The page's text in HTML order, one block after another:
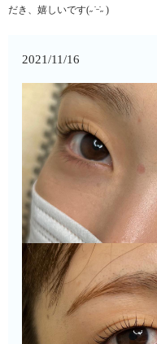
だき、嬉しいです(˶ ̇ ̵ ̇˶ )
2021/11/16